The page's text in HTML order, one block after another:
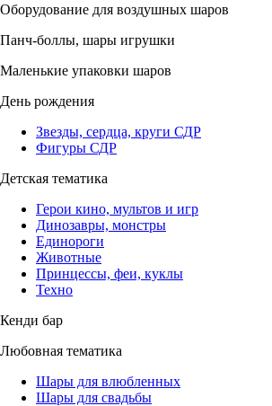
Оборудование для воздушных шаров
Панч-боллы, шары игрушки
Маленькие упаковки шаров
День рождения
Звезды, сердца, круги СДР
Фигуры СДР
Детская тематика
Герои кино, мультов и игр
Динозавры, монстры
Единороги
Животные
Принцессы, феи, куклы
Техно
Кенди бар
Любовная тематика
Шары для влюбленных
Шары для свадьбы